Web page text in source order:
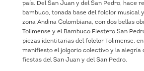
país. Del San Juan y del San Pedro, hace
bambuco, tonada base del folclor musical
zona Andina Colombiana, con dos bellas
Tolimense y el Bambuco Fiestero San
piezas identitarias del folclor Tolimense, en
manifiesto el jolgorio colectivo y la alegría
fiestas del San Juan y del San Pedro.